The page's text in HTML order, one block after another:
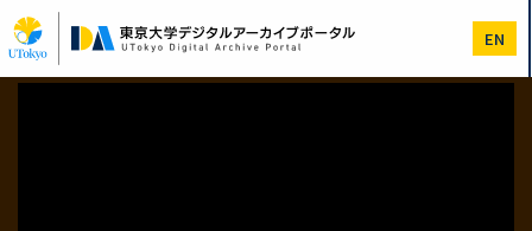
イ
ン
コ
EN